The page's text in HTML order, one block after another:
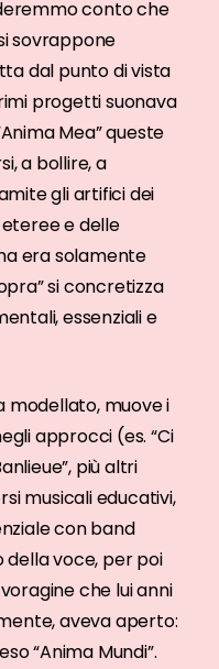
conto che
sovrappone
dal punto di vista
progetti suonava
Mea” queste
a bollire, a
gli artifici dei
e delle
era solamente
si concretizza
essenziali e
modellato, muove i
approcci (es. “Ci
più altri
musicali educativi,
con band
della voce, per poi
che lui anni
aveva aperto:
“Anima Mundi”.